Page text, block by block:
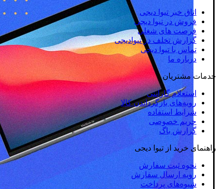
اتاق خبر تیوا دیجی
فروش در تیوا دیجی
فرصت های شغلی
گزارش تخلف در تیوادیجی
تماس با تیوا دیجی
درباره ما
خدمات مشتریان
استعلام گارانتی
رویه‌های بازگرداندن کالا
شرایط استفاده
حریم خصوصی
گزارش باگ
راهنمای خرید از تیوا دیجی
نحوه ثبت سفارش
رویه ارسال سفارش
شیوه‌های پرداخت